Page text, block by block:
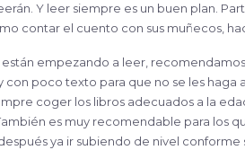
Y leer siempre es un buen plan.
contar el cuento con sus muñecos,
están empezando a leer,
con poco texto para que no se les haga
coger los libros adecuados a la
es muy recomendable para los
ya ir subiendo de nivel conforme